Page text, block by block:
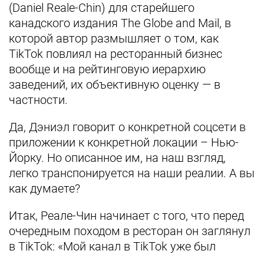
(Daniel Reale-Chin) для старейшего
канадского издания The Globe and Mail, в
которой автор размышляет о том, как
TikTok повлиял на ресторанный бизнес
вообще и на рейтинговую иерархию
заведений, их объективную оценку — в
частности.
Да, Дэниэл говорит о конкретной соцсети в
приложении к конкретной локации – Нью-
Йорку. Но описанное им, на наш взгляд,
легко транспонируется на наши реалии. А вы
как думаете?
Итак, Реале-Чин начинает с того, что перед
очередным походом в ресторан он заглянул
в TikTok: «Мой канал в TikTok уже был